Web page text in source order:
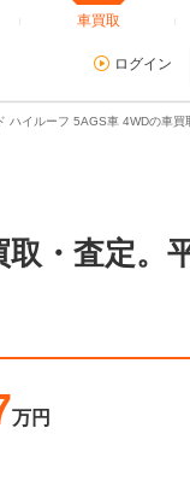
車買取
ログイン
ハイルーフ 5AGS車 4WDの車買
・査定。
万円